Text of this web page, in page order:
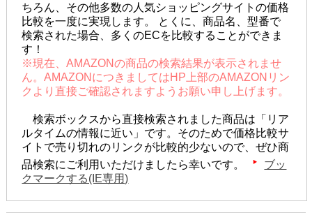
ちろん、その他多数の人気ショッピングサイトの価格
比較を一度に実現します。 とくに、商品名、型番で
検索された場合、多くのECを比較することができま
す！
※現在、AMAZONの商品の検索結果が表示されませ
ん。AMAZONにつきましてはHP上部のAMAZONリン
クより直接ご確認されますようお願い申し上げます。
検索ボックスから直接検索されました商品は「リア
ルタイムの情報に近い」です。そのためで価格比較サ
イトで売り切れのリンクが比較的少ないので、ぜひ商
品検索にご利用いただけましたら幸いです。
ブッ
クマークする(IE専用)